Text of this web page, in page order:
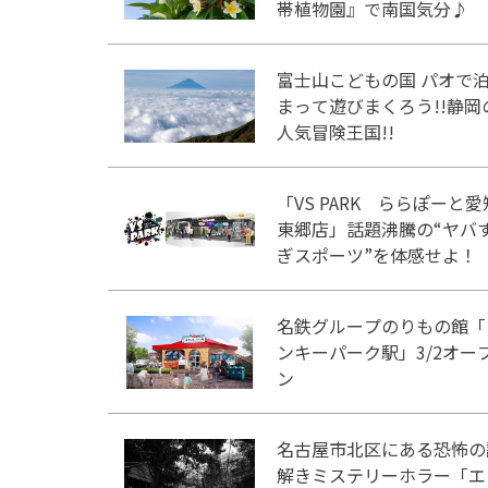
帯植物園』で南国気分♪
富士山こどもの国 パオで泊
まって遊びまくろう!!静岡
人気冒険王国!!
「VS PARK ららぽーと愛
東郷店」話題沸騰の“ヤバ
ぎスポーツ”を体感せよ！
名鉄グループのりもの館
ンキーパーク駅」3/2オー
ン
名古屋市北区にある恐怖
解きミステリーホラー「